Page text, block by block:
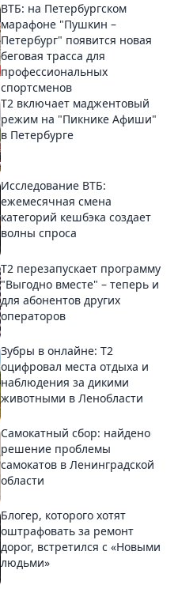
ВТБ: на Петербургском
марафоне "Пушкин –
Петербург" появится новая
беговая трасса для
профессиональных
спортсменов
Т2 включает маджентовый
режим на "Пикнике Афиши"
в Петербурге
Исследование ВТБ:
ежемесячная смена
категорий кешбэка создает
волны спроса
Т2 перезапускает программу
"Выгодно вместе" – теперь и
для абонентов других
операторов
Зубры в онлайне: Т2
оцифровал места отдыха и
наблюдения за дикими
животными в Ленобласти
Самокатный сбор: найдено
решение проблемы
самокатов в Ленинградской
области
Блогер, которого хотят
оштрафовать за ремонт
дорог, встретился с «Новыми
людьми»